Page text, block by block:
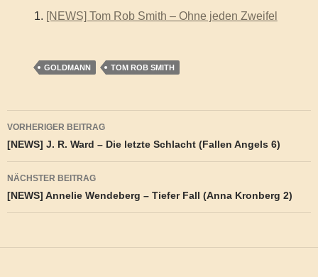
[NEWS] Tom Rob Smith – Ohne jeden Zweifel
GOLDMANN TOM ROB SMITH
Beitragsnavigation
VORHERIGER BEITRAG
[NEWS] J. R. Ward – Die letzte Schlacht (Fallen Angels 6)
NÄCHSTER BEITRAG
[NEWS] Annelie Wendeberg – Tiefer Fall (Anna Kronberg 2)